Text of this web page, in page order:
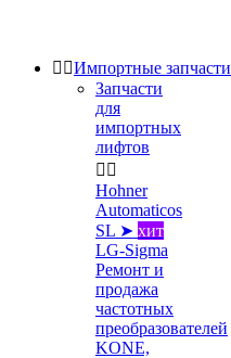
 Импортные запчасти
Запчасти
для
импортных
лифтов
 
Hohner
Automaticos
SL ➤ хит
LG-Sigma
Ремонт и
продажа
частотных
преобразователей
KONE,